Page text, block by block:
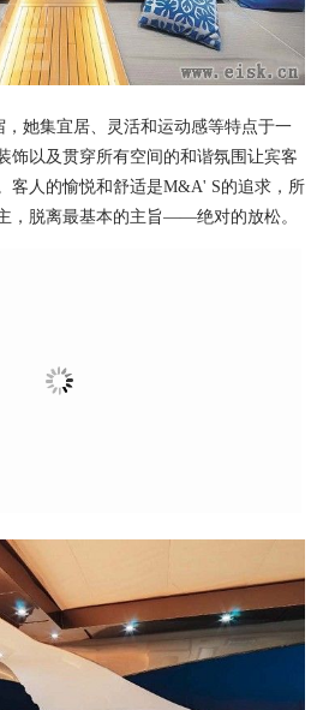
她集宜居、灵活和运动感等特点于一
饰以及贯穿所有空间的和谐氛围让宾客
客人的愉悦和舒适是M&A' S的追求，所
，脱离最基本的主旨——绝对的放松。